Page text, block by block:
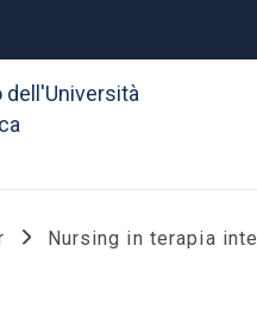
Nursing in terapia